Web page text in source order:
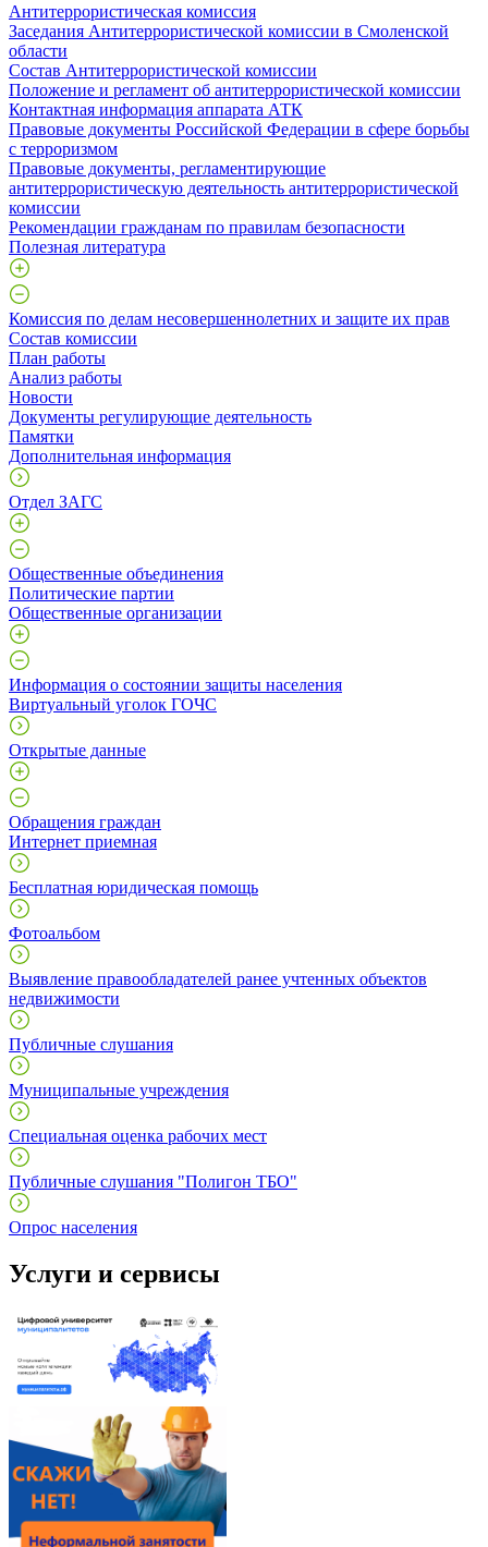
Антитеррористическая комиссия
Заседания Антитеррористической комиссии в Смоленской
области
Состав Антитеррористической комиссии
Положение и регламент об антитеррористической комиссии
Контактная информация аппарата АТК
Правовые документы Российской Федерации в сфере борьбы
с терроризмом
Правовые документы, регламентирующие
антитеррористическую деятельность антитеррористической
комиссии
Рекомендации гражданам по правилам безопасности
Полезная литература
Комиссия по делам несовершеннолетних и защите их прав
Состав комиссии
План работы
Анализ работы
Новости
Документы регулирующие деятельность
Памятки
Дополнительная информация
Отдел ЗАГС
Общественные объединения
Политические партии
Общественные организации
Информация о состоянии защиты населения
Виртуальный уголок ГОЧС
Открытые данные
Обращения граждан
Интернет приемная
Бесплатная юридическая помощь
Фотоальбом
Выявление правообладателей ранее учтенных объектов
недвижимости
Публичные слушания
Муниципальные учреждения
Специальная оценка рабочих мест
Публичные слушания "Полигон ТБО"
Опрос населения
Услуги и сервисы